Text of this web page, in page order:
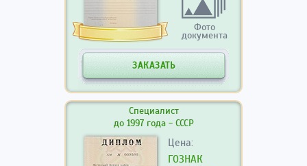
Фото
документа
ЗАКАЗАТЬ
Специалист
до 1997 года - СССР
Цена:
ГОЗНАК